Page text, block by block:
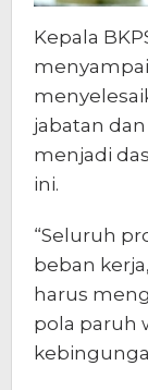
Kepala
jabatan
menjadi
ini.
“Seluruh
beban
harus
pola paruh